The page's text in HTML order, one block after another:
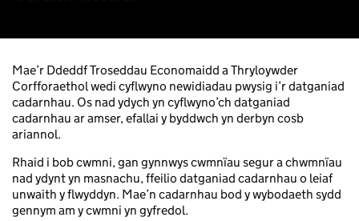
Mae’r Ddeddf Troseddau Economaidd a Thryloywder
Corfforaethol wedi cyflwyno newidiadau pwysig i’r datganiad
cadarnhau. Os nad ydych yn cyflwyno’ch datganiad
cadarnhau ar amser, efallai y byddwch yn derbyn cosb
ariannol.
Rhaid i bob cwmni, gan gynnwys cwmnïau segur a chwmnïau
nad ydynt yn masnachu, ffeilio datganiad cadarnhau o leiaf
unwaith y flwyddyn. Mae’n cadarnhau bod y wybodaeth sydd
gennym am y cwmni yn gyfredol.